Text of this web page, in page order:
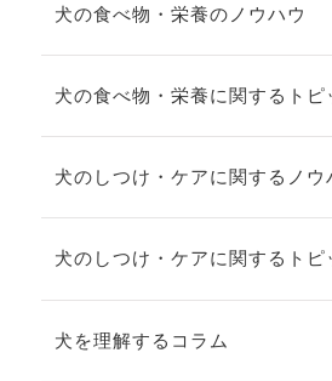
犬の食べ物・栄養のノウハウ
犬の食べ物・栄養に関するトピ
犬のしつけ・ケアに関するノウ
犬のしつけ・ケアに関するトピ
犬を理解するコラム